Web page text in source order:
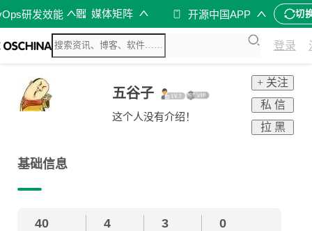
研发效能 媒体矩阵 开源中国APP 切
登录
五谷子
这个人没有介绍！
+ 关注
私 信
拉 黑
基础信息
40 4 3 0